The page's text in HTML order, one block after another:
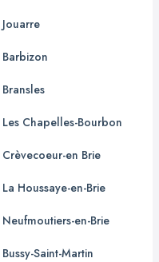
Jouarre
Barbizon
Bransles
Les Chapelles-Bourbon
Crèvecoeur-en Brie
La Houssaye-en-Brie
Neufmoutiers-en-Brie
Bussy-Saint-Martin